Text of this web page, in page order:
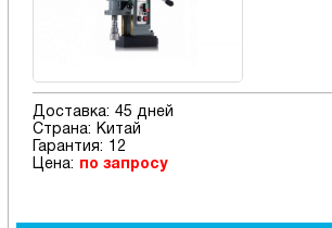
Доставка: 45 дней
Страна:
Китай
Гарантия:
12
Цена:
по запросу